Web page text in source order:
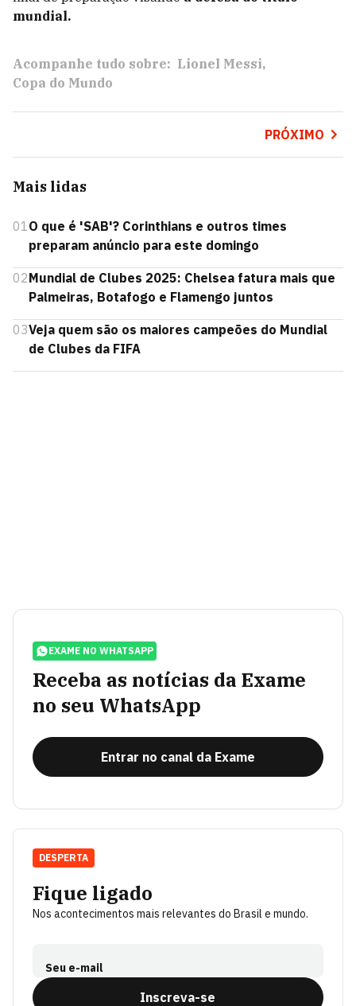
mundial.
Acompanhe tudo sobre: Lionel Messi
Copa do Mundo
PRÓXIMO
Mais lidas
01O que é 'SAB'? Corinthians e outros times
preparam anúncio para este domingo
02Mundial de Clubes 2025: Chelsea fatura mais que
Palmeiras, Botafogo e Flamengo juntos
03Veja quem são os maiores campeões do Mundial
de Clubes da FIFA
EXAME NO WHATSAPP
Receba as notícias da Exame
no seu WhatsApp
Entrar no canal da Exame
Fique ligado
Nos acontecimentos mais relevantes do Brasil e mundo.
Seu e-mail
Inscreva-se
DESPERTA